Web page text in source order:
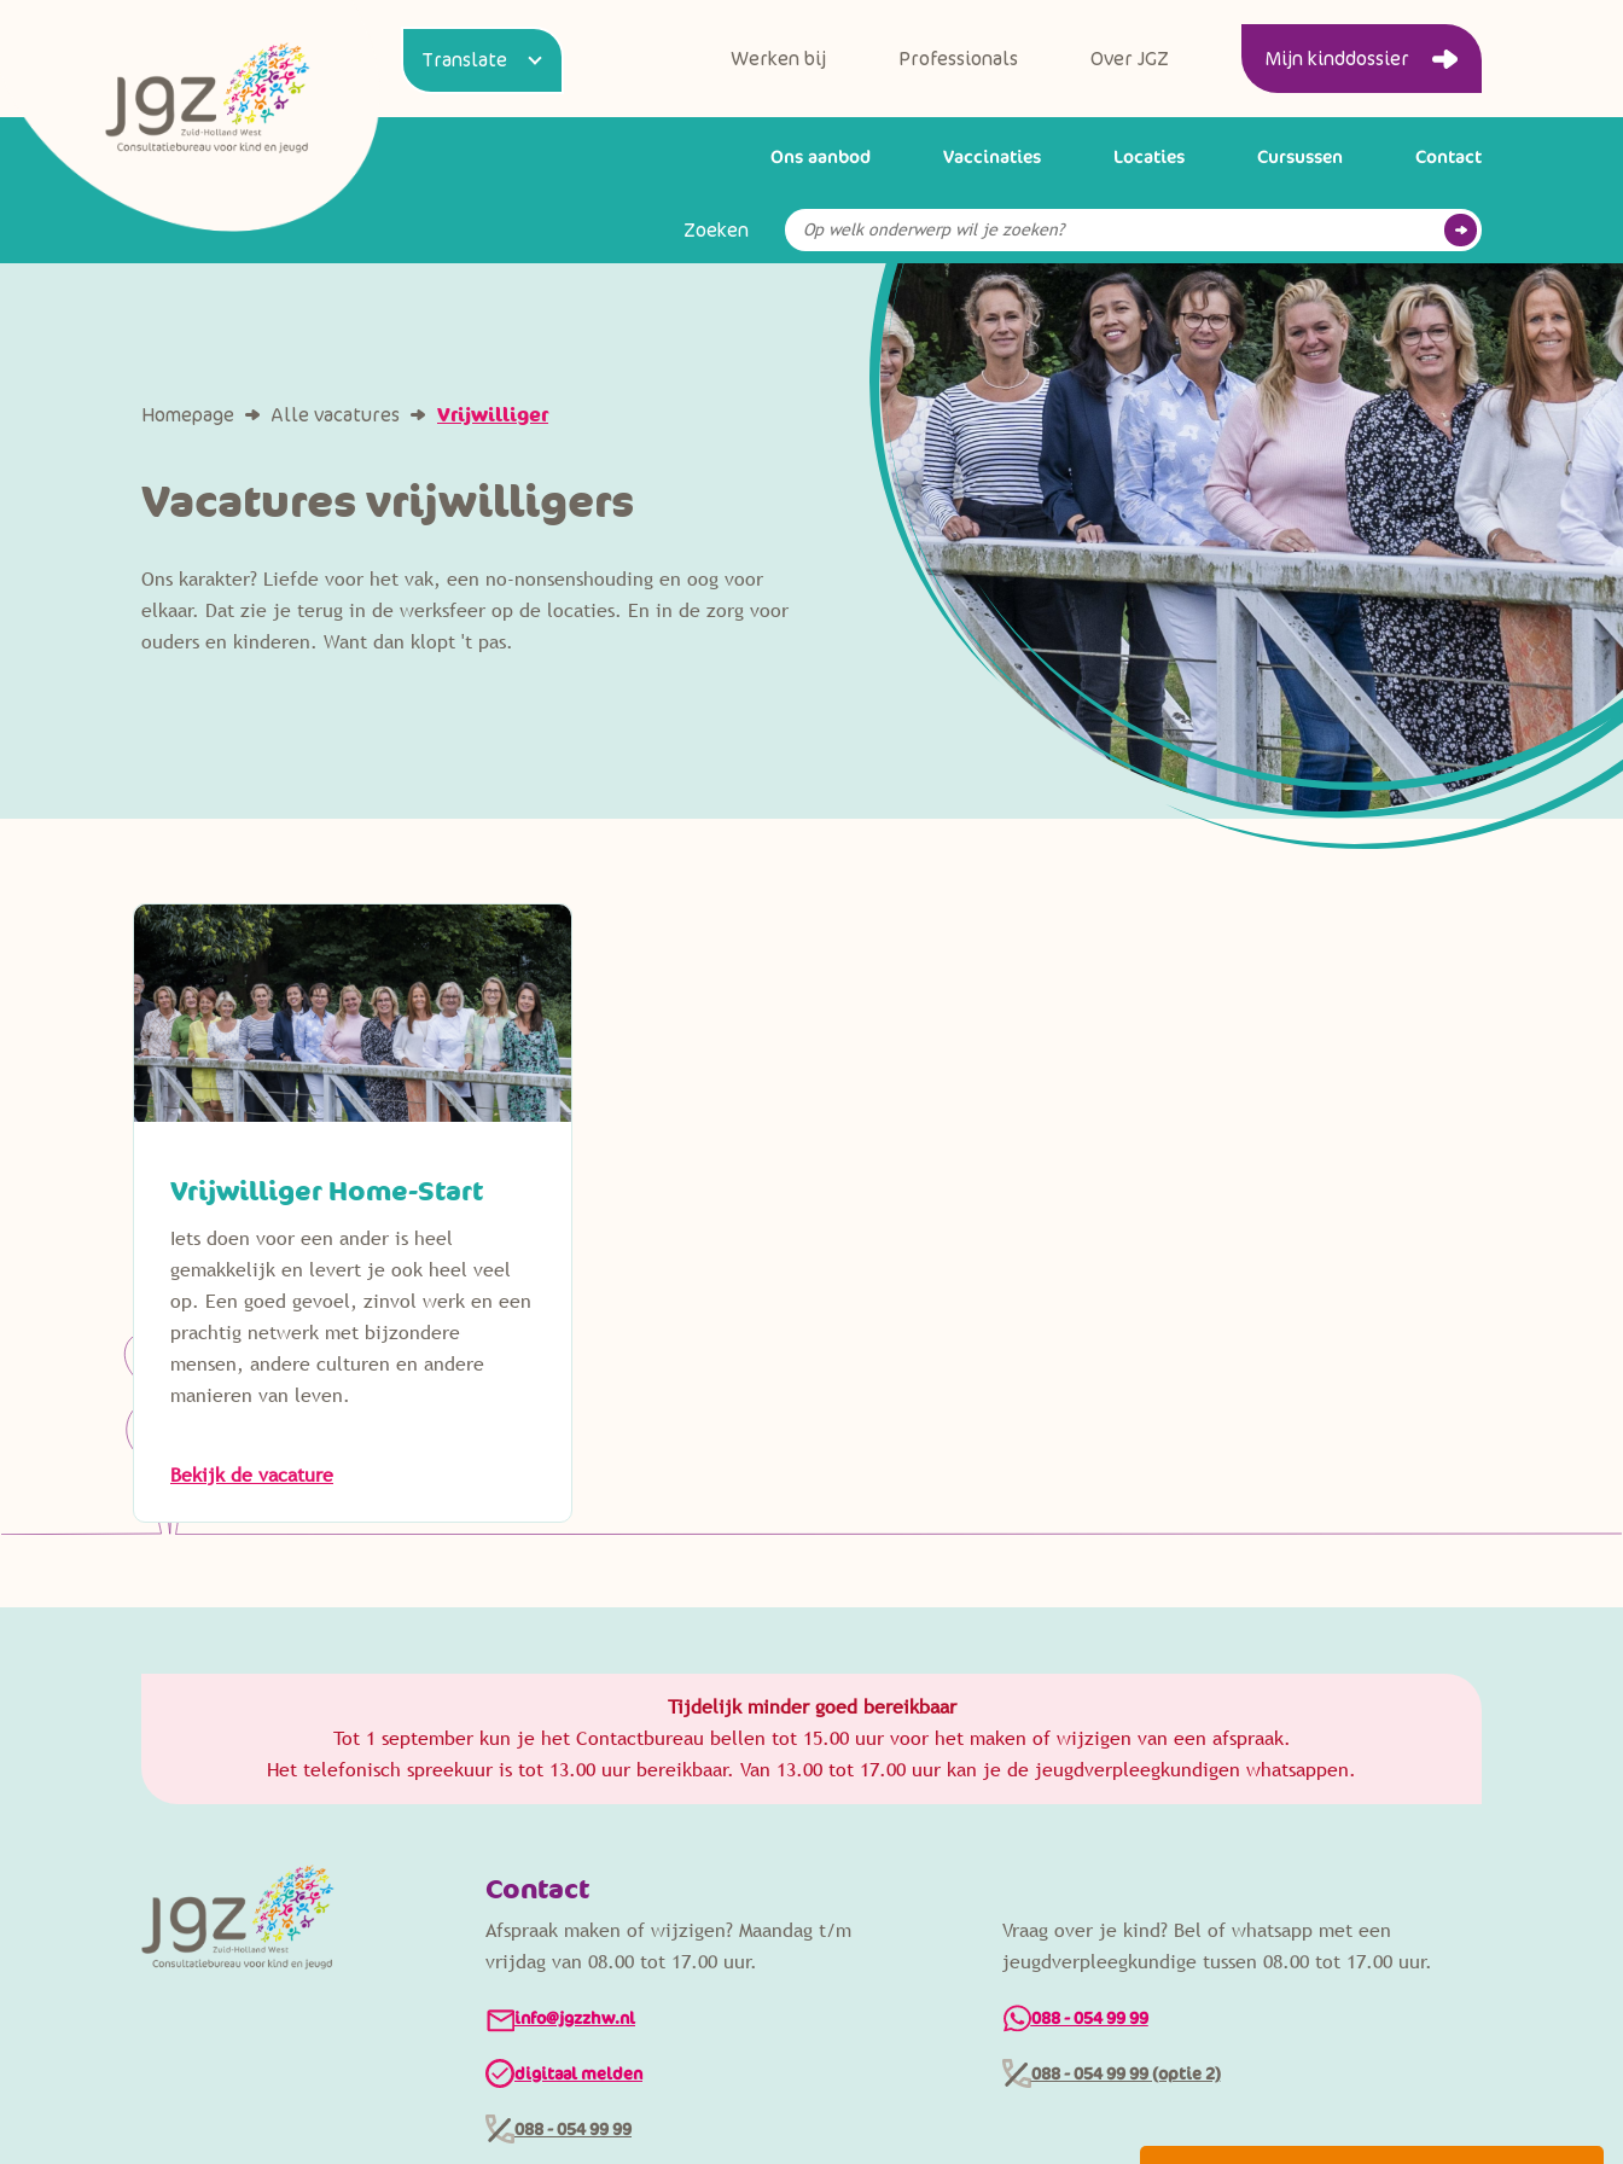
Werken bij Professionals Over JGZ Mijn kinddossier
Ons aanbod Vaccinaties Locaties Cursussen Contact
Zoeken
Homepage Alle vacatures Vrijwilliger
Vacatures vrijwilligers
Ons karakter? Liefde voor het vak, een no-nonsenshouding en oog voor
elkaar. Dat zie je terug in de werksfeer op de locaties. En in de zorg voor
ouders en kinderen. Want dan klopt 't pas.
Vrijwilliger Home-Start
Iets doen voor een ander is heel
gemakkelijk en levert je ook heel veel
op. Een goed gevoel, zinvol werk en een
prachtig netwerk met bijzondere
mensen, andere culturen en andere
manieren van leven.
Bekijk de vacature
Tijdelijk minder goed bereikbaar
Tot 1 september kun je het Contactbureau bellen tot 15.00 uur voor het maken of wijzigen van een afspraak.
Het telefonisch spreekuur is tot 13.00 uur bereikbaar. Van 13.00 tot 17.00 uur kan je de jeugdverpleegkundigen whatsappen.
Contact
Afspraak maken of wijzigen? Maandag t/m
vrijdag van 08.00 tot 17.00 uur.
088 - 054 99 99
info@jgzzhw.nl
digitaal melden
Vraag over je kind? Bel of whatsapp met een
jeugdverpleegkundige tussen 08.00 tot 17.00 uur.
088 - 054 99 99 (optie 2)
088 - 054 99 99